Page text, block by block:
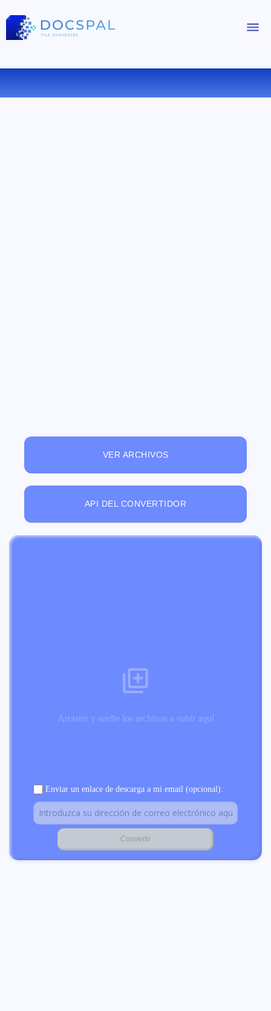
CONVERTIR GIF A JPEG ONLINE
VER ARCHIVOS
API DEL CONVERTIDOR
Arrastre y suelte los archivos a subir aquí
Enviar un enlace de descarga a mi email (opcional):